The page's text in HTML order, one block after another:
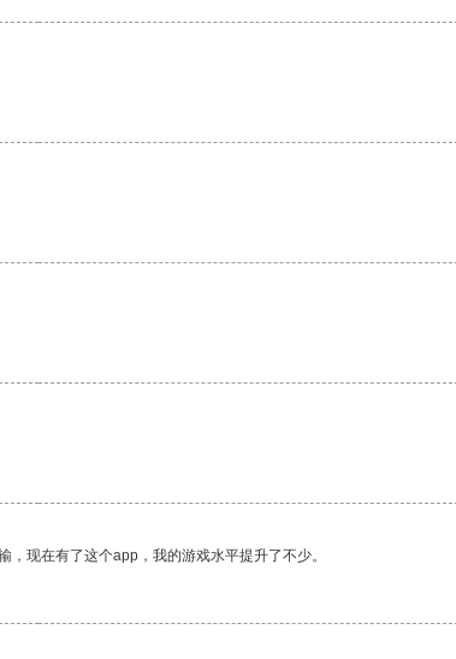
现在有了这个app，我的游戏水平提升了不少。